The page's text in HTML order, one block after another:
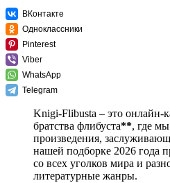
ВКонтакте
Одноклассники
Pinterest
Viber
WhatsApp
Telegram
Knigi-Flibusta – это онлайн-
братства флибуста**, где
произведения,
нашей подборке 2026 года
со всех уголков мира и
литературные жанры.